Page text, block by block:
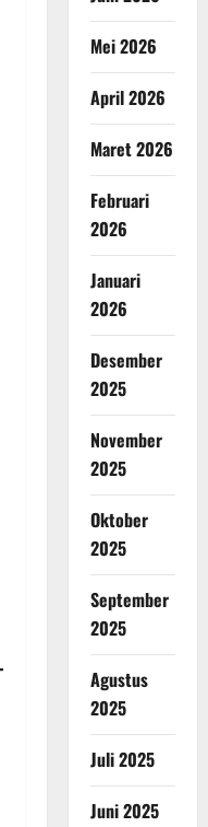
Mei 2026
April 2026
Maret 2026
Februari
2026
Januari
2026
Desember
2025
November
2025
Oktober
2025
September
2025
Agustus
2025
Juli 2025
Juni 2025